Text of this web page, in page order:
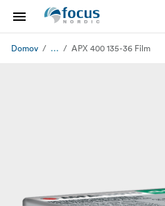
Domov ... APX 400 135-36 Film